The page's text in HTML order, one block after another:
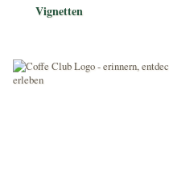
Vignetten